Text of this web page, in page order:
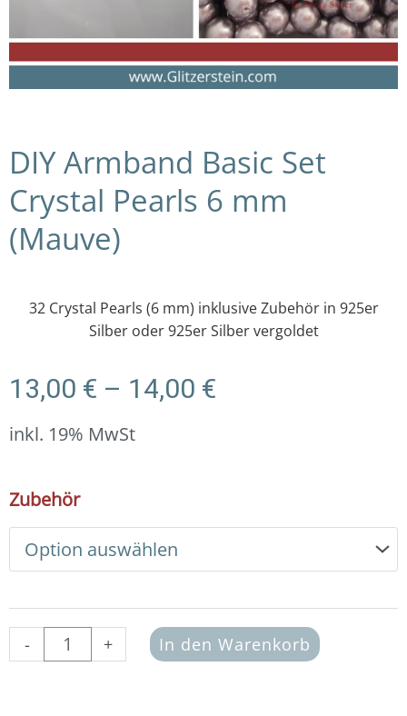
DIY Armband Basic Set
Crystal Pearls 6 mm
(Mauve)
32 Crystal Pearls (6 mm) inklusive Zubehör in 925er
Silber oder 925er Silber vergoldet
13,00 € – 14,00 €
inkl. 19% MwSt
Zubehör
-
DIY
Armband
Basic
Set
Crystal
6
mm
(Mauve)
+ In den Warenkorb